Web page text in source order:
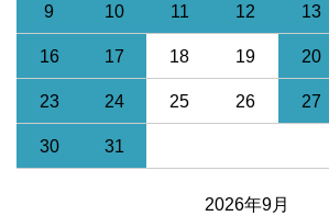
9 10 11 12 13
16 17 18 19 20
23 24 25 26 27
30 31
2026年9月